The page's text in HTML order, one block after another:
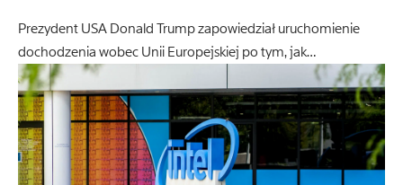
Prezydent USA Donald Trump zapowiedział uruchomienie
dochodzenia wobec Unii Europejskiej po tym, jak…